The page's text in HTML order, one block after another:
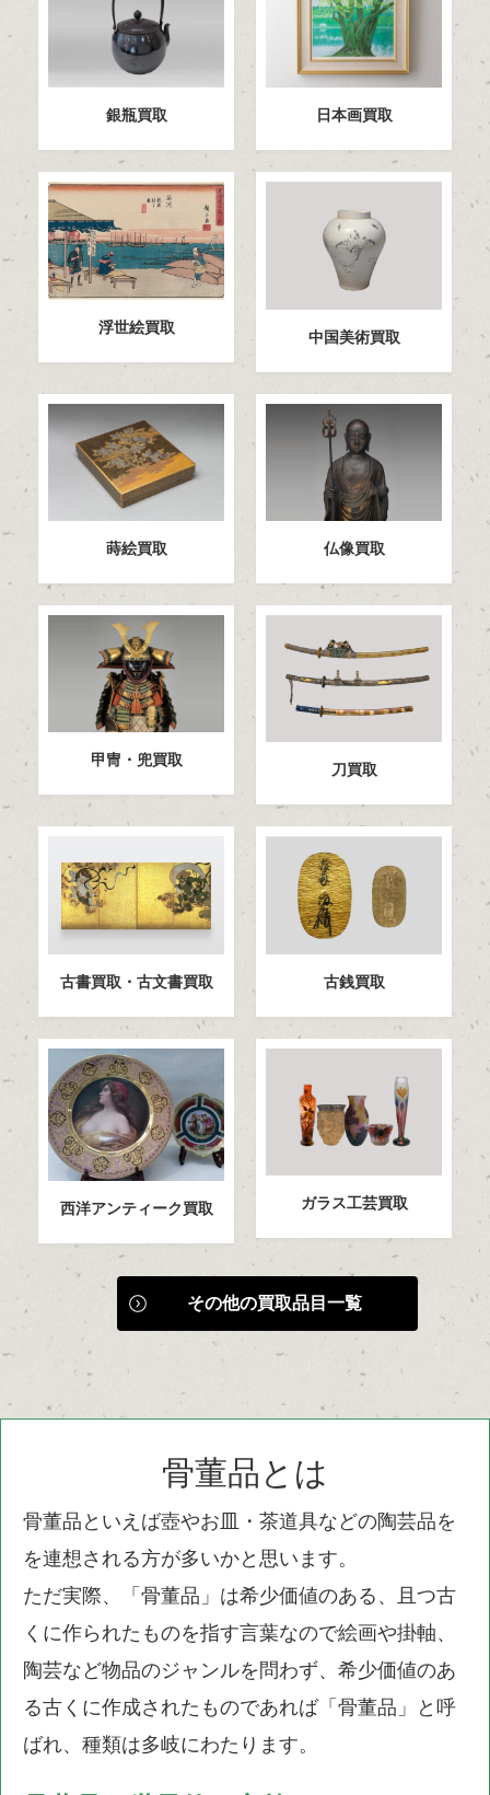
銀瓶買取 日本画買取
浮世絵買取
中国美術買取
蒔絵買取 仏像買取
甲冑・兜買取
刀買取
古書買取・古文書買取 古銭買取
西洋アンティーク買取 ガラス工芸買取
その他の買取品目一覧
骨董品とは
骨董品といえば壺やお皿・茶道具などの陶芸品を
を連想される方が多いかと思います。
ただ実際、「骨董品」は希少価値のある、且つ古
くに作られたものを指す言葉なので絵画や掛軸、
陶芸など物品のジャンルを問わず、希少価値のあ
る古くに作成されたものであれば「骨董品」と呼
ばれ、種類は多岐にわたります。